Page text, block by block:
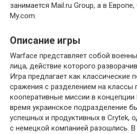
занимается Mail.ru Group, а в
My.com.
Описание игры
Warface представляет собой
лица, действие которого
Игра предлагает как классические
сражения с разделением на классы
кооперативные миссии в концепции
время украинское подразделение
успешных и продуктивных в Crytek,
с немецкой компанией разошлись. В